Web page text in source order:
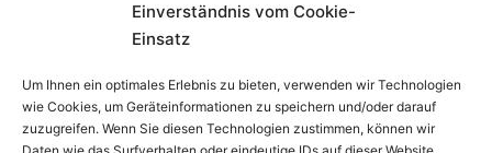
Einverständnis vom Cookie-
Einsatz
Um Ihnen ein optimales Erlebnis zu bieten, verwenden wir Technologien
wie Cookies, um Geräteinformationen zu speichern und/oder darauf
zuzugreifen. Wenn Sie diesen Technologien zustimmen, können wir